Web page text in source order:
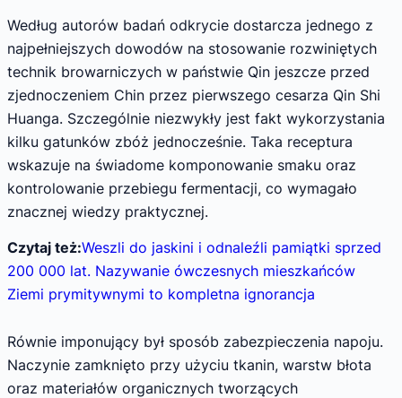
Według autorów badań odkrycie dostarcza jednego z
najpełniejszych dowodów na stosowanie rozwiniętych
technik browarniczych w państwie Qin jeszcze przed
zjednoczeniem Chin przez pierwszego cesarza Qin Shi
Huanga. Szczególnie niezwykły jest fakt wykorzystania
kilku gatunków zbóż jednocześnie. Taka receptura
wskazuje na świadome komponowanie smaku oraz
kontrolowanie przebiegu fermentacji, co wymagało
znacznej wiedzy praktycznej.
Czytaj też:Weszli do jaskini i odnaleźli pamiątki sprzed
200 000 lat. Nazywanie ówczesnych mieszkańców
Ziemi prymitywnymi to kompletna ignorancja
Równie imponujący był sposób zabezpieczenia napoju.
Naczynie zamknięto przy użyciu tkanin, warstw błota
oraz materiałów organicznych tworzących